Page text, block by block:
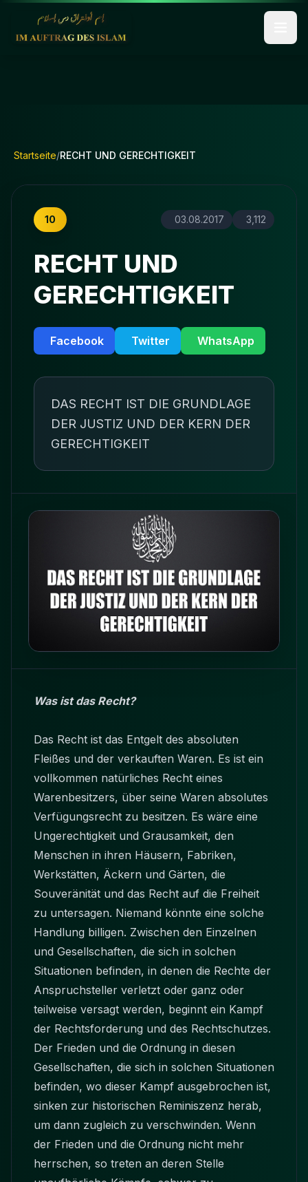
Startseite/RECHT UND GERECHTIGKEIT
10 03.08.2017 3,112
RECHT UND
GERECHTIGKEIT
Facebook Twitter WhatsApp
DAS RECHT IST DIE GRUNDLAGE
DER JUSTIZ UND DER KERN DER
GERECHTIGKEIT
Was ist das Recht?
Das Recht ist das Entgelt des absoluten
Fleißes und der verkauften Waren. Es ist ein
vollkommen natürliches Recht eines
Warenbesitzers, über seine Waren absolutes
Verfügungsrecht zu besitzen. Es wäre eine
Ungerechtigkeit und Grausamkeit, den
Menschen in ihren Häusern, Fabriken,
Werkstätten, Äckern und Gärten, die
Souveränität und das Recht auf die Freiheit
zu untersagen. Niemand könnte eine solche
Handlung billigen. Zwischen den Einzelnen
und Gesellschaften, die sich in solchen
Situationen befinden, in denen die Rechte der
Anspruchsteller verletzt oder ganz oder
teilweise versagt werden, beginnt ein Kampf
der Rechtsforderung und des Rechtschutzes.
Der Frieden und die Ordnung in diesen
Gesellschaften, die sich in solchen Situationen
befinden, wo dieser Kampf ausgebrochen ist,
sinken zur historischen Reminiszenz herab,
um dann zugleich zu verschwinden. Wenn
der Frieden und die Ordnung nicht mehr
herrschen, so treten an deren Stelle